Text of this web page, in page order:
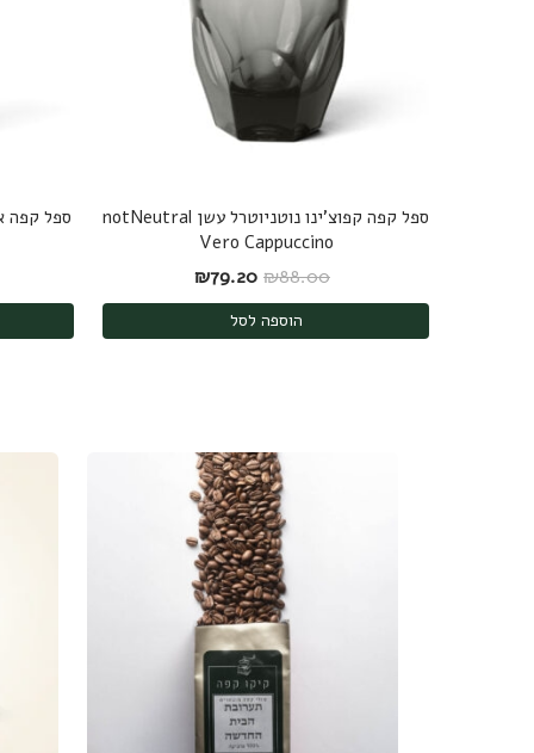
ספל קפה קפוצ'ינו נוטניוטרל עשן notNeutral
Vero Cappuccino
₪88.00 המחיר המקורי היה: ₪88.00.
₪79.20 המחיר הנוכחי הוא: ₪79.20.
הוספה לסל